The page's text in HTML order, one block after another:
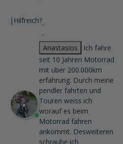
| Hilfreich?
Anastasios
Ich fahre
seit 10 Jahren Motorrad
mit über 200.000km
erfahrung. Durch meine
pendler fahrten und
Touren weiss ich
worauf es beim
Motorrad fahren
ankommt. Desweiteren
schraube ich